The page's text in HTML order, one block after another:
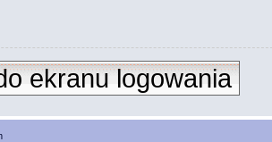
ekranu logowania